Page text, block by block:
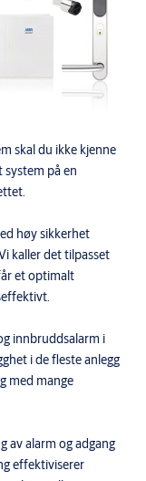
skal du ikke kjenne
system på en
høy sikkerhet
kaller det tilpasset
et optimalt
innbruddsalarm i
i de fleste anlegg
med mange
av alarm og adgang
effektiviserer